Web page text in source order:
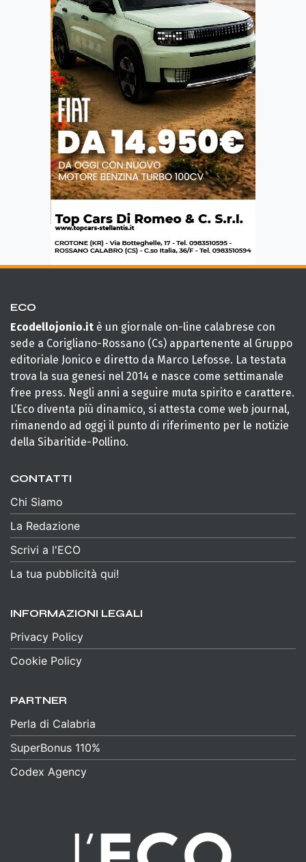
ECO
Ecodellojonio.it è un giornale on-line calabrese con
sede a Corigliano-Rossano (Cs) appartenente al Gruppo
editoriale Jonico e diretto da Marco Lefosse. La testata
trova la sua genesi nel 2014 e nasce come settimanale
free press. Negli anni a seguire muta spirito e carattere.
L’Eco diventa più dinamico, si attesta come web journal,
rimanendo ad oggi il punto di riferimento per le notizie
della Sibaritide-Pollino.
CONTATTI
Chi Siamo
La Redazione
Scrivi a l'ECO
La tua pubblicità qui!
INFORMAZIONI LEGALI
Privacy Policy
Cookie Policy
PARTNER
Perla di Calabria
SuperBonus 110%
Codex Agency